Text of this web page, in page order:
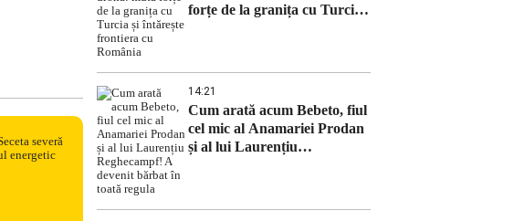
forțe de la granița cu Turcia
14:21
Cum arată acum Bebeto, fiul
cel mic al Anamariei Prodan
și al lui Laurențiu